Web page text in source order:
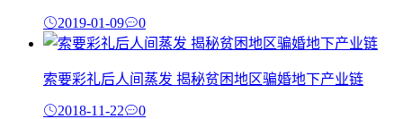
2019-01-09 0
索要彩礼后人间蒸发 揭秘贫困地区骗婚地下产业链
2018-11-22 0